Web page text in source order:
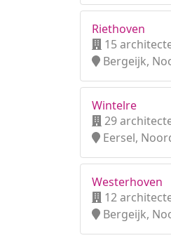
Riethoven
15
Bergeijk,
Wintelre
29
Eersel,
Westerhoven
12
Bergeijk,